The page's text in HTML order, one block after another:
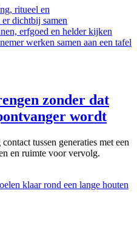
ritueel en
er dichtbij samen
erfgoed en helder kijken
zonder dat
wordt
tussen generaties met een
en ruimte voor vervolg.